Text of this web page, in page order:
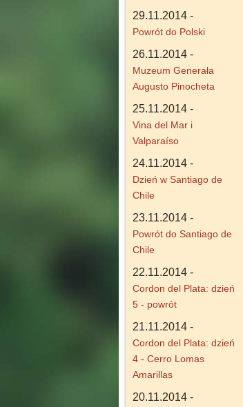
29.11.2014 -
Powrót do Polski
26.11.2014 -
Muzeum Generała
Augusto Pinocheta
25.11.2014 -
Vina del Mar i
Valparaíso
24.11.2014 -
Dzień w Santiago de
Chile
23.11.2014 -
Powrót do Santiago de
Chile
22.11.2014 -
Cordon del Plata: dzień
5 - powrót
21.11.2014 -
Cordon del Plata: dzień
4 - Cerro Lomas
Amarillas
20.11.2014 -